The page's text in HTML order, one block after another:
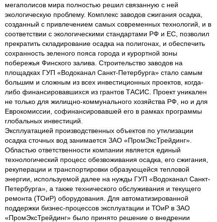
мегаполисов мира полностью решил связанную с ней
экологическую проблему. Комплекс заводов сжигания осадка,
созданный с привлечением самых современных технологий, и в
соответствии с экологическими стандартами РФ и ЕС, позволил
прекратить складирование осадка на полигонах, и обеспечить
сохранность зеленого пояса города и курортной зоны
побережья Финского залива. Строительство заводов на
площадках ГУП «Водоканал Санкт-Петербурга» стало самым
большим и сложным из всех инвестиционных проектов, когда-
либо финансировавшихся из грантов ТАСИС. Проект уникален
не только для жилищно-коммунального хозяйства РФ, но и для
Еврокомиссии, софинансировавшей его в рамках программы
глобальных инвестиций.
Эксплуатацией производственных объектов по утилизации
осадка сточных вод занимается ЗАО «ПромЭксТрейдинг».
Областью ответственности компании является единый
технологический процесс обезвоживания осадка, его сжигания,
рекуперации и транспортировки образующейся тепловой
энергии, используемой далее на нужды ГУП «Водоканал Санкт-
Петербурга», а также технического обслуживания и текущего
ремонта (ТОиР) оборудования. Для автоматизированной
поддержки бизнес-процессов эксплуатации и ТОиР в ЗАО
«ПромЭксТрейдинг» было принято решение о внедрении